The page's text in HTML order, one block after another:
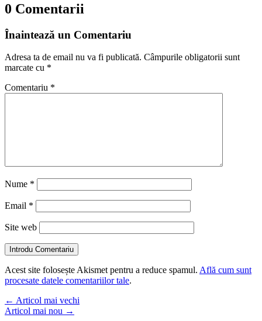
0 Comentarii
Înaintează un Comentariu
Adresa ta de email nu va fi publicată. Câmpurile obligatorii sunt
marcate cu *
Comentariu *
Nume *
Email *
Site web
Introdu Comentariu
Acest site folosește Akismet pentru a reduce spamul. Află cum sunt
procesate datele comentariilor tale.
← Articol mai vechi
Articol mai nou →